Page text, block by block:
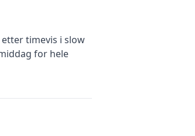
timevis i slow
for hele